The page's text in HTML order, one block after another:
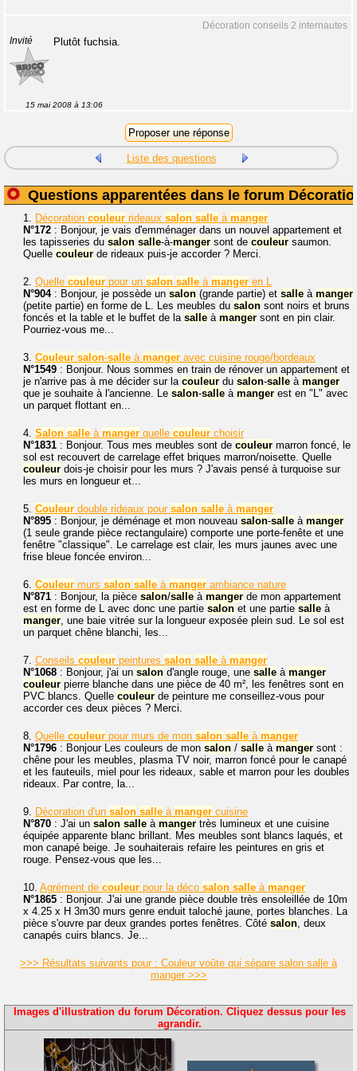
Décoration conseils 2 internautes
Invité Plutôt fuchsia.
15 mai 2008 à 13:06
Liste des questions
Questions apparentées dans le forum
1. Décoration couleur rideaux salon salle à manger
N°172 : Bonjour, je vais d'emménager dans un nouvel appartement et
les tapisseries du salon salle-à-manger sont de couleur saumon.
Quelle couleur de rideaux puis-je accorder ? Merci.
2. Quelle couleur pour un salon salle à manger en L
N°904: Bonjour, je possède un salon (grande partie) et salle à manger
(petite partie) en forme de L. Les meubles du salon sont noirs et bruns
foncés et la table et le buffet de la salle à manger sont en pin clair.
Pourriez-vous me...
3. Couleur salon-salle à manger avec cuisine rouge/bordeaux
N°1549 : Bonjour. Nous sommes en train de rénover un appartement et
je n'arrive pas à me décider sur la couleur du salon-salle à manger
que je souhaite à l'ancienne. Le salon-salle à manger est en "L" avec
un parquet flottant en...
4. Salon salle à manger quelle couleur choisir
N°1831 : Bonjour. Tous mes meubles sont de couleur marron foncé, le
sol est recouvert de carrelage effet briques marron/noisette. Quelle
couleur dois-je choisir pour les murs ? J'avais pensé à turquoise sur
les murs en longueur et...
5. Couleur double rideaux pour salon salle à manger
N°895 : Bonjour, je déménage et mon nouveau salon-salle à manger
(1 seule grande pièce rectangulaire) comporte une porte-fenête et une
fenêtre "classique". Le carrelage est clair, les murs jaunes avec une
frise bleue foncée environ...
6. Couleur murs salon salle à manger ambiance nature
N°871 : Bonjour, la pièce salon/salle à manger de mon appartement
est en forme de L avec donc une partie salon et une partie salle à
manger, une baie vitrée sur la longueur exposée plein sud. Le sol est
un parquet chêne blanchi, les...
7. Conseils couleur peintures salon salle à manger
N°1068 : Bonjour, j'ai un salon d'angle rouge, une salle à manger
couleur pierre blanche dans une pièce de 40 m², les fenêtres sont en
PVC blancs. Quelle couleur de peinture me conseillez-vous pour
accorder ces deux pièces ? Merci.
8. Quelle couleur pour murs de mon salon salle à manger
N°1796 : Bonjour Les couleurs de mon salon / salle à manger sont :
chêne pour les meubles, plasma TV noir, marron foncé pour le canapé
et les fauteuils, miel pour les rideaux, sable et marron pour les doubles
rideaux. Par contre, la...
9. Décoration d'un salon salle à manger cuisine
N°870 : J'ai un salon salle à manger très lumineux et une cuisine
équipée apparente blanc brillant. Mes meubles sont blancs laqués, et
mon canapé beige. Je souhaiterais refaire les peintures en gris et
rouge. Pensez-vous que les...
10. Agrément de couleur pour la déco salon salle à manger
N°1865 : Bonjour. J'ai une grande pièce double très ensoleillée de 10m
x 4.25 x H 3m30 murs genre enduit taloché jaune, portes blanches. La
pièce s'ouvre par deux grandes portes fenêtres. Côté salon, deux
canapés cuirs blancs. Je...
>>> Résultats suivants pour : Couleur voûte qui sépare salon salle à
manger >>>
Images d'illustration du forum Décoration. Cliquez dessus pour les
agrandir.